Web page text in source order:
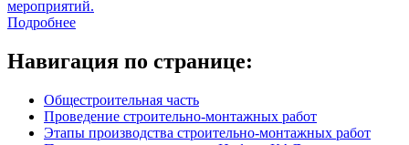
мероприятий.
Подробнее
Навигация по странице:
Общестроительная часть
Проведение строительно-монтажных работ
Этапы производства строительно-монтажных работ